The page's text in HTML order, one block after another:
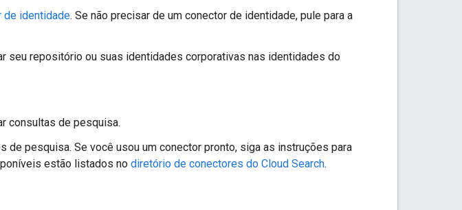
de identidade. Se não precisar de um conector de identidade, pule para a
seu repositório ou suas identidades corporativas nas identidades do
consultas de pesquisa.
de pesquisa. Se você usou um conector pronto, siga as instruções para
estão listados no diretório de conectores do Cloud Search.